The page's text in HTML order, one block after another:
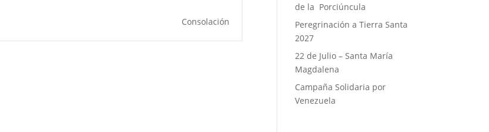
Consolación
de la Porciúncula
Peregrinación a Tierra Santa
2027
22 de Julio – Santa María
Magdalena
Campaña Solidaria por
Venezuela